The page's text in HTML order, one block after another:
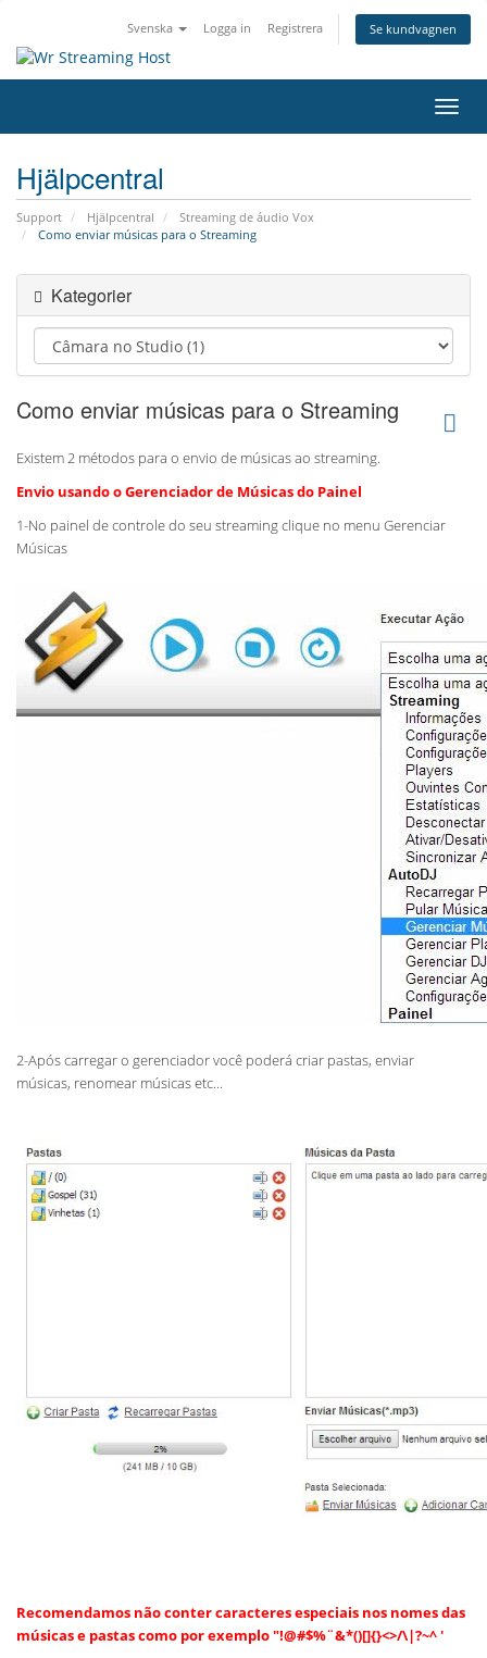
Svenska Logga in Registrera Se kundvagnen
Växla
Hjälpcentral
Support Hjälpcentral
Streaming de áudio Vox
Como enviar músicas para o Streaming
Kategorier
Como enviar músicas para o Streaming
Existem 2 métodos para o envio de músicas ao streaming.
Envio usando o Gerenciador de Músicas do Painel
1-No painel de controle do seu streaming clique no menu Gerenciar
Músicas
2-Após carregar o gerenciador você poderá criar pastas, enviar
músicas, renomear músicas etc...
Recomendamos não conter caracteres especiais nos nomes das
músicas e pastas como por exemplo "!@#$%¨&*()[]{}<>/\|?~^ '